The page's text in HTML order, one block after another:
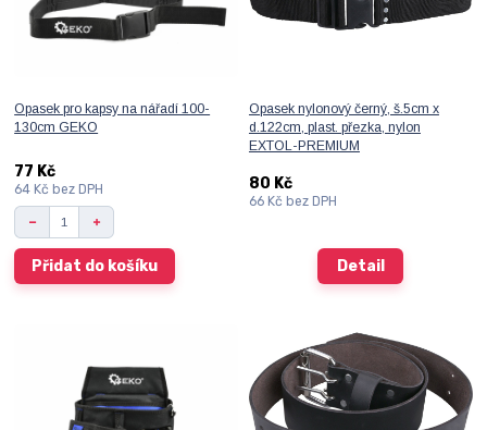
Opasek pro kapsy na nářadí 100-
130cm GEKO
77 Kč
64 Kč bez DPH
Přidat do košíku
Opasek nylonový černý, š.5cm x
d.122cm, plast. přezka, nylon
EXTOL-PREMIUM
80 Kč
66 Kč bez DPH
Detail